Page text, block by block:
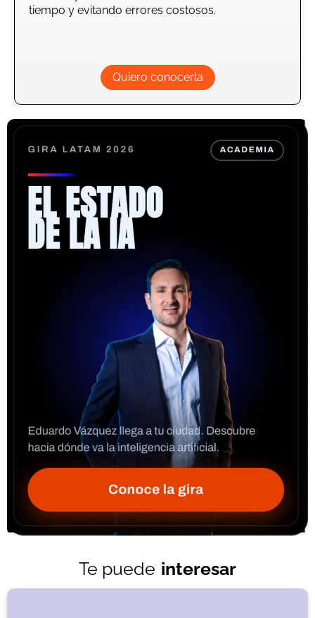
tiempo y evitando errores costosos.
Quiero conocerla
Te puede interesar